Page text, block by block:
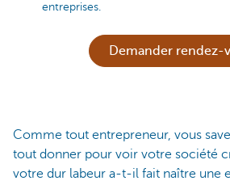
entreprises.
Demander rendez-
Comme tout entrepreneur, vous
tout donner pour voir votre société
votre dur labeur a-t-il fait naître une